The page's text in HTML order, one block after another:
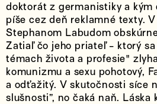
doktorát z germanistiky a kým
píše cez deň reklamné texty.
Stephanom Labudom
Zatiaľ čo jeho priateľ - ktorý
témach života a profesie"
komunizmu a sexu pohotový,
a odťažitý. V skutočnosti síce
slušnosti”, no čaká naň. Láska